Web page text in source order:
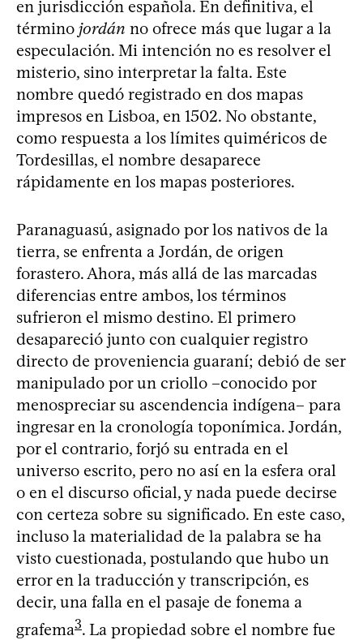
en jurisdicción española. En definitiva, el
término jordán no ofrece más que lugar a la
especulación. Mi intención no es resolver el
misterio, sino interpretar la falta. Este
nombre quedó registrado en dos mapas
impresos en Lisboa, en 1502. No obstante,
como respuesta a los límites quiméricos de
Tordesillas, el nombre desaparece
rápidamente en los mapas posteriores.
Paranaguasú, asignado por los nativos de la
tierra, se enfrenta a Jordán, de origen
forastero. Ahora, más allá de las marcadas
diferencias entre ambos, los términos
sufrieron el mismo destino. El primero
desapareció junto con cualquier registro
directo de proveniencia guaraní; debió de ser
manipulado por un criollo –conocido por
menospreciar su ascendencia indígena– para
ingresar en la cronología toponímica. Jordán,
por el contrario, forjó su entrada en el
universo escrito, pero no así en la esfera oral
o en el discurso oficial, y nada puede decirse
con certeza sobre su significado. En este caso,
incluso la materialidad de la palabra se ha
visto cuestionada, postulando que hubo un
error en la traducción y transcripción, es
decir, una falla en el pasaje de fonema a
grafema3. La propiedad sobre el nombre fue